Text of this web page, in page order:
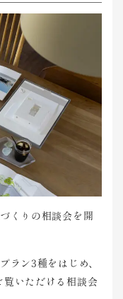
くりの相談会を開
ラン3種をはじめ、
覧いただける相談会